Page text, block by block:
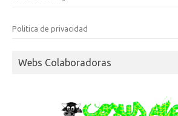
Politica de privacidad
Webs Colaboradoras